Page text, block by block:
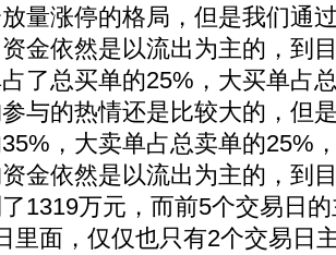
量涨停的格局，但是我们通
金依然是以流出为主的，到
了总买单的25%，大买单占
与的热情还是比较大的，但
，大卖单占总卖单的25%
金依然是以流出为主的，到
1319万元，而前5个交易日
里面，仅仅也只有2个交易日